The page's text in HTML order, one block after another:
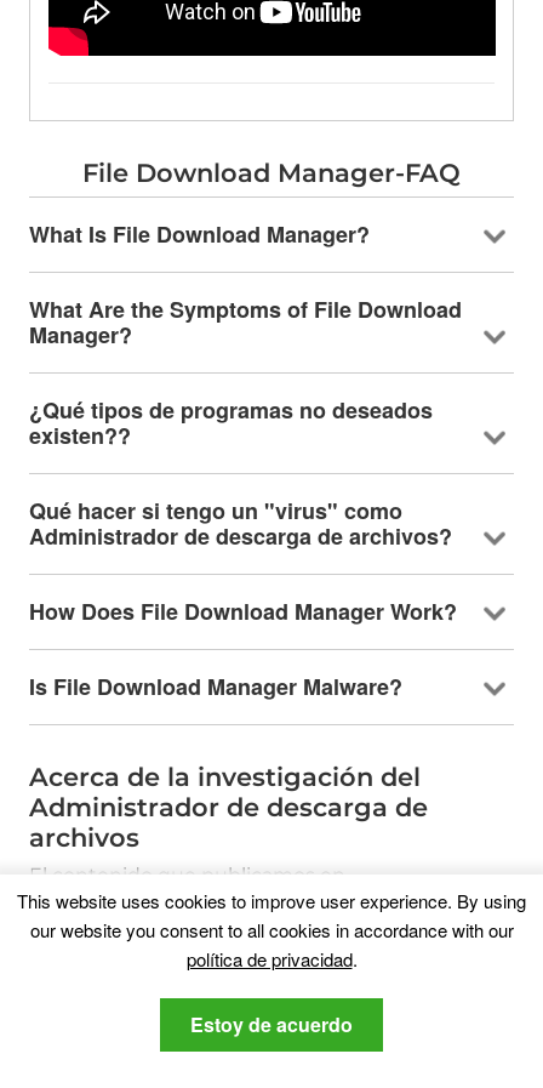
File Download Manager-FAQ
What Is File Download Manager?
What Are the Symptoms of File Download
Manager?
¿Qué tipos de programas no deseados
existen??
Qué hacer si tengo un "virus" como
Administrador de descarga de archivos?
How Does File Download Manager Work?
Is File Download Manager Malware?
Acerca de la investigación del
Administrador de descarga de
archivos
El contenido que publicamos en
SensorsTechForum.com, esta guía práctica de
eliminación de File Download Manager incluida,
es el resultado de una extensa investigación,
para ayudarlo a eliminar el, problema relacionado
con el adware, y restaurar su navegador y sistema
This website uses cookies to improve user experience. By using
our website you consent to all cookies in accordance with our
política de privacidad.
Estoy de acuerdo